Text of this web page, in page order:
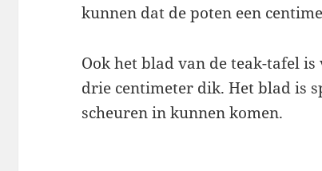
kunnen dat de poten een
Ook het blad van de teak-tafel
drie centimeter dik. Het blad is
scheuren in kunnen komen.